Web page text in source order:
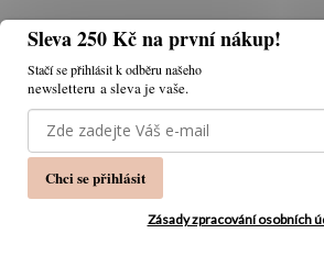
Používáme cookies, abychom vám
prohlížení webu a díky analýze webu
jeho funkce, výkon a použitelnost.
Sleva 250 Kč na první nákup!
Stačí se přihlásit k odběru našeho
newsletteru a sleva je vaše.
Chci se přihlásit
Zásady zpracování osobních